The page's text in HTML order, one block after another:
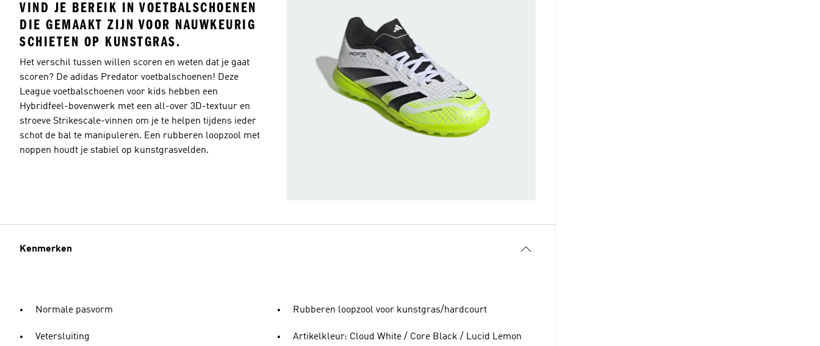
VIND JE BEREIK IN VOETBALSCHOENEN
DIE GEMAAKT ZIJN VOOR NAUWKEURIG
SCHIETEN OP KUNSTGRAS.
Het verschil tussen willen scoren en weten dat je gaat
scoren? De adidas Predator voetbalschoenen! Deze
League voetbalschoenen voor kids hebben een
Hybridfeel-bovenwerk met een all-over 3D-textuur en
stroeve Strikescale-vinnen om je te helpen tijdens ieder
schot de bal te manipuleren. Een rubberen loopzool met
noppen houdt je stabiel op kunstgrasvelden.
Kenmerken
Normale pasvorm
Vetersluiting
Rubberen loopzool voor kunstgras/hardcourt
Artikelkleur: Cloud White / Core Black / Lucid Lemon